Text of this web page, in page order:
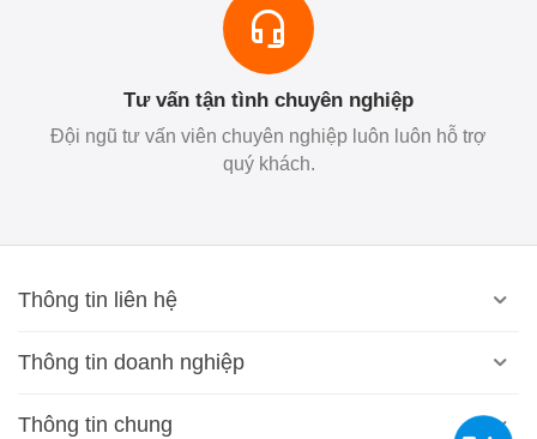
Tư vấn tận tình chuyên nghiệp
Đội ngũ tư vấn viên chuyên nghiệp luôn luôn hỗ trợ
quý khách.
Thông tin liên hệ
Thông tin doanh nghiệp
Thông tin chung